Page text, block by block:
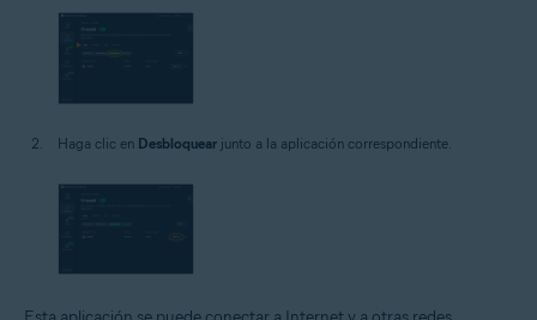
Haga clic en Desbloquear junto a la aplicación correspondiente.